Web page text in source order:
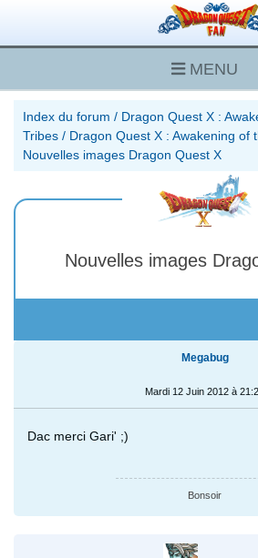
MENU
Index du forum / Dragon Quest X :
Tribes / Dragon Quest X : Awakening of
Nouvelles images Dragon Quest X
Nouvelles images
Megabug
Mardi 12 Juin 2012 à
Dac merci Gari' ;)
Bonsoir